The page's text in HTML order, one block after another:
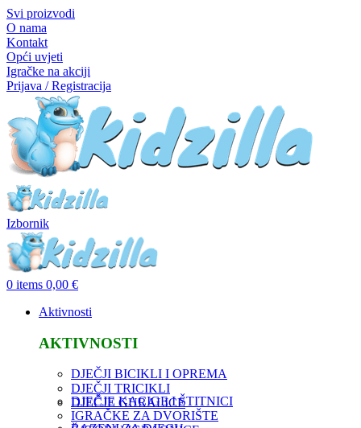
Svi proizvodi
O nama
Kontakt
Opći uvjeti
Igračke na akciji
Prijava / Registracija
Izbornik
0 items 0,00 €
Aktivnosti
AKTIVNOSTI
DJEČJI BICIKLI I OPREMA
DJEČJI TRICIKLI
DJEČJE GURALICE
DJEČJE KACIGE I ŠTITNICI
IGRAČKE ZA DVORIŠTE